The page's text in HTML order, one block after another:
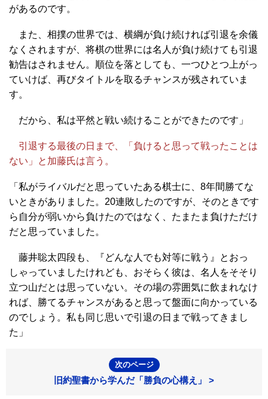
があるのです。
また、相撲の世界では、横綱が負け続ければ引退を余儀
なくされますが、将棋の世界には名人が負け続けても引退
勧告はされません。順位を落としても、一つひとつ上がっ
ていけば、再びタイトルを取るチャンスが残されていま
す。
だから、私は平然と戦い続けることができたのです」
引退する最後の日まで、「負けると思って戦ったことは
ない」と加藤氏は言う。
「私がライバルだと思っていたある棋士に、8年間勝てな
いときがありました。20連敗したのですが、そのときです
ら自分が弱いから負けたのではなく、たまたま負けただけ
だと思っていました。
藤井聡太四段も、『どんな人でも対等に戦う』とおっ
しゃっていましたけれども、おそらく彼は、名人をそそり
立つ山だとは思っていない。その場の雰囲気に飲まれなけ
れば、勝てるチャンスがあると思って盤面に向かっている
のでしょう。私も同じ思いで引退の日まで戦ってきまし
た」
次のページ
旧約聖書から学んだ「勝負の心構え」 >